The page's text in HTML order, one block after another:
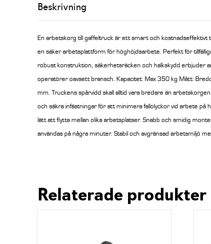
Beskrivning
En arbetskorg till gaffeltruck är ett smart och kostnadseffektivt
en säker arbetsplattform för höghöjdsarbete. Perfekt för
robust konstruktion, säkerhetsräcken och halkskydd erbjuder
operatörer oavsett bransch. Kapacitet: Max 350 kg Mått:
mm. Truckens spårvidd skall alltid vara bredare än
och säkra infästningar för att minimera fallolyckor vid arbete på
lätt att flytta mellan olika arbetsplatser. Snabb och smidig
användas på några minuter. Stabil och avgränsad arbetsmiljö
Relaterade produkter